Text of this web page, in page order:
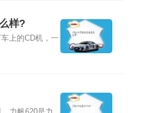
样?
上的CD机，一